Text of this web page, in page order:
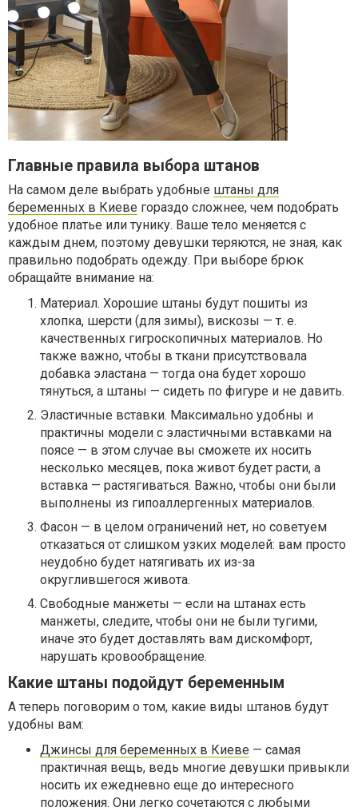
Главные правила выбора штанов
На самом деле выбрать удобные штаны для
беременных в Киеве гораздо сложнее, чем подобрать
удобное платье или тунику. Ваше тело меняется с
каждым днем, поэтому девушки теряются, не зная, как
правильно подобрать одежду. При выборе брюк
обращайте внимание на:
Материал. Хорошие штаны будут пошиты из
хлопка, шерсти (для зимы), вискозы — т. е.
качественных гигроскопичных материалов. Но
также важно, чтобы в ткани присутствовала
добавка эластана — тогда она будет хорошо
тянуться, а штаны — сидеть по фигуре и не давить.
Эластичные вставки. Максимально удобны и
практичны модели с эластичными вставками на
поясе — в этом случае вы сможете их носить
несколько месяцев, пока живот будет расти, а
вставка — растягиваться. Важно, чтобы они были
выполнены из гипоаллергенных материалов.
Фасон — в целом ограничений нет, но советуем
отказаться от слишком узких моделей: вам просто
неудобно будет натягивать их из-за
округлившегося живота.
Свободные манжеты — если на штанах есть
манжеты, следите, чтобы они не были тугими,
иначе это будет доставлять вам дискомфорт,
нарушать кровообращение.
Какие штаны подойдут беременным
А теперь поговорим о том, какие виды штанов будут
удобны вам:
Джинсы для беременных в Киеве — самая
практичная вещь, ведь многие девушки привыкли
носить их ежедневно еще до интересного
положения. Они легко сочетаются с любыми